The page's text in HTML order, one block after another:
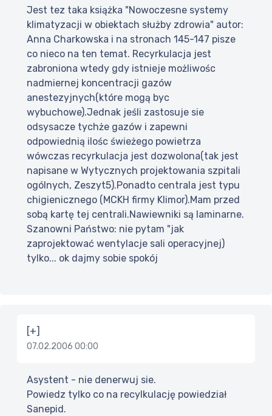
Jest tez taka książka "Nowoczesne systemy
klimatyzacji w obiektach służby zdrowia" autor:
Anna Charkowska i na stronach 145-147 pisze
co nieco na ten temat. Recyrkulacja jest
zabroniona wtedy gdy istnieje możliwośc
nadmiernej koncentracji gazów
anestezyjnych(które mogą byc
wybuchowe).Jednak jeśli zastosuje sie
odsysacze tychże gazów i zapewni
odpowiednią ilośc świeżego powietrza
wówczas recyrkulacja jest dozwolona(tak jest
napisane w Wytycznych projektowania szpitali
ogólnych, Zeszyt5).Ponadto centrala jest typu
chigienicznego (MCKH firmy Klimor).Mam przed
sobą kartę tej centrali.Nawiewniki są laminarne.
Szanowni Państwo: nie pytam "jak
zaprojektować wentylacje sali operacyjnej)
tylko... ok dajmy sobie spokój
[+]
07.02.2006 00:00
Asystent - nie denerwuj sie.
Powiedz tylko co na recylkulację powiedział
Sanepid.